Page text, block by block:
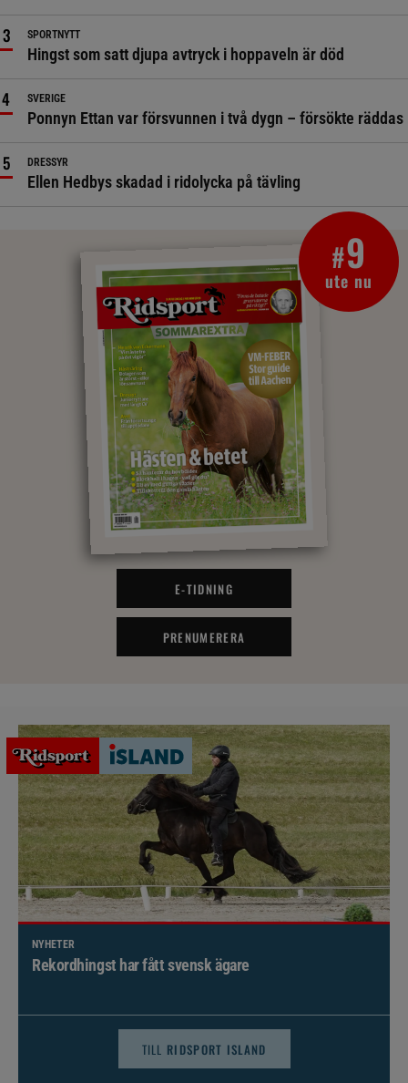
SPORTNYTT
Hingst som satt djupa avtryck i hoppaveln är död
SVERIGE
Ponnyn Ettan var försvunnen i två dygn – försökte räddas
DRESSYR
Ellen Hedbys skadad i ridolycka på tävling
#9
ute nu
E-TIDNING
PRENUMERERA
NYHETER
Brett politiskt stöd för förändringar i djursjukvården –
TILL RIDSPORT ISLAND